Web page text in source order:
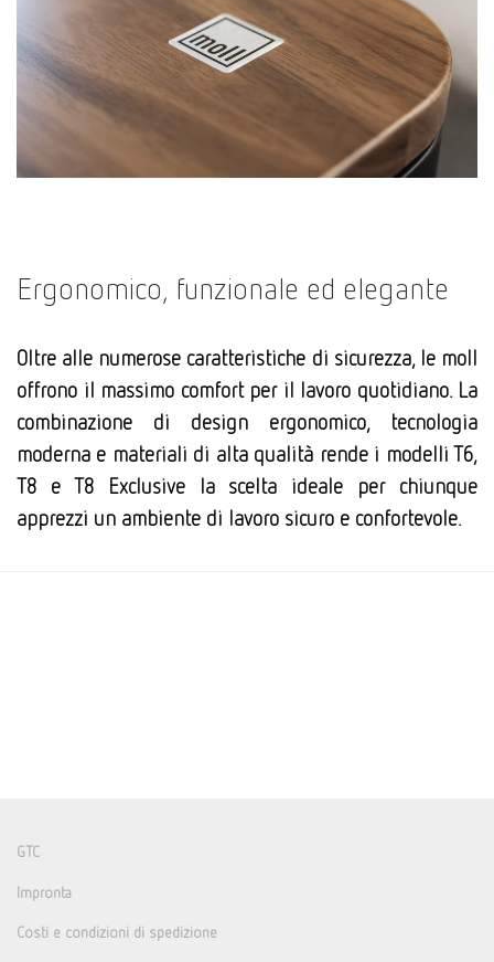
Ergonomico, funzionale ed elegante
Oltre alle numerose caratteristiche di sicurezza, le moll
offrono il massimo comfort per il lavoro quotidiano. La
combinazione di design ergonomico, tecnologia
moderna e materiali di alta qualità rende i modelli T6,
T8 e T8 Exclusive la scelta ideale per chiunque
apprezzi un ambiente di lavoro sicuro e confortevole.
GTC
Impronta
Costi e condizioni di spedizione